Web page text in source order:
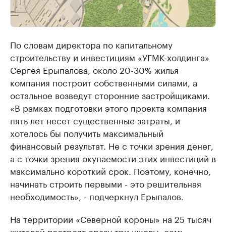
По словам директора по капитальному
строительству и инвестициям «УГМК-холдинга»
Сергея Ерыпалова, около 20-30% жилья
компания построит собственными силами, а
остальное возведут сторонние застройщиками.
«В рамках подготовки этого проекта компания
пять лет несет существенные затраты, и
хотелось бы получить максимальный
финансовый результат. Не с точки зрения денег,
а с точки зрения окупаемости этих инвестиций в
максимально короткий срок. Поэтому, конечно,
начинать строить первыми - это решительная
необходимость», - подчеркнул Ерыпалов.
На территории «Северной короны» на 25 тысяч